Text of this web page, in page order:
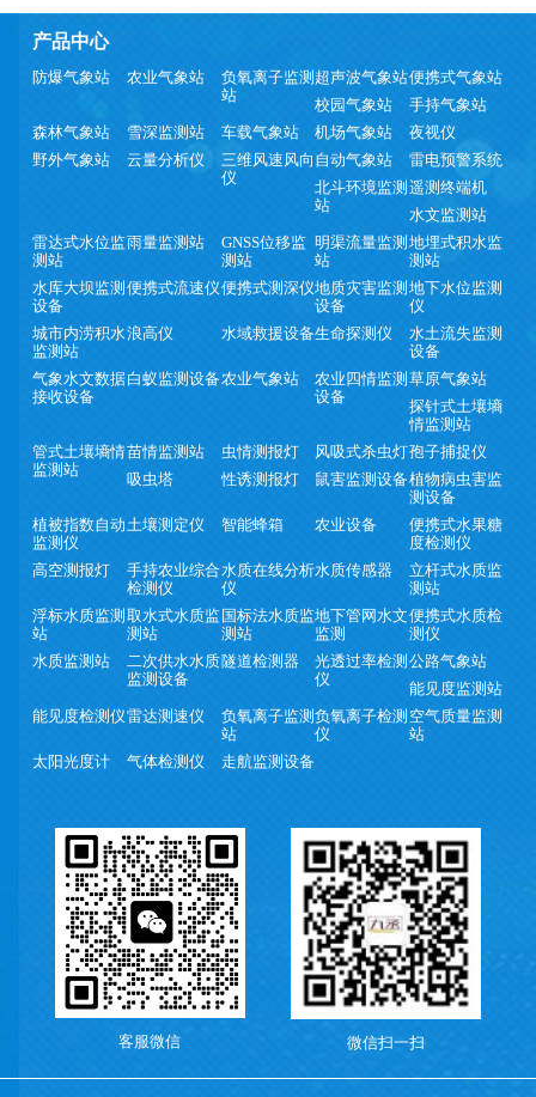
产品中心
防爆气象站 农业气象站
负氧离子监测
站
超声波气象站便携式气象站
校园气象站
手持气象站
森林气象站
雪深监测站 车载气象站 机场气象站
夜视仪
野外气象站
云量分析仪
三维风速风向
仪
自动气象站
雷电预警系统
北斗环境监测
站
遥测终端机
水文监测站
雷达式水位监
测站
雨量监测站
GNSS位移监
测站
明渠流量监测
站
地埋式积水监
测站
水库大坝监测
设备
便携式流速仪便携式测深仪地质灾害监测
设备
地下水位监测
仪
城市内涝积水
监测站
浪高仪 水域救援设备生命探测仪
水土流失监测
设备
气象水文数据
接收设备
白蚁监测设备农业气象站
农业四情监测
设备
草原气象站
探针式土壤墒
情监测站
管式土壤墒情
监测站
苗情监测站 虫情测报灯 风吸式杀虫灯孢子捕捉仪
吸虫塔
性诱测报灯 鼠害监测设备植物病虫害监
测设备
植被指数自动
监测仪
土壤测定仪 智能蜂箱 农业设备
便携式水果糖
度检测仪
高空测报灯
手持农业综合
检测仪
水质在线分析
仪
水质传感器
立杆式水质监
测站
浮标水质监测
站
取水式水质监
测站
国标法水质监
测站
地下管网水文
监测
便携式水质检
测仪
水质监测站
二次供水水质
监测设备
隧道检测器
光透过率检测
仪
公路气象站
能见度监测站
能见度检测仪雷达测速仪
负氧离子监测
站
负氧离子检测
仪
空气质量监测
站
太阳光度计
气体检测仪 走航监测设备
微信扫一扫
客服微信